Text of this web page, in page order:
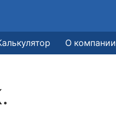
О компании